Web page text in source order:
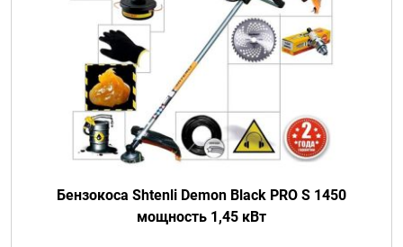
Бензокоса Shtenli Demon Black PRO S 1450
мощность 1,45 кВт